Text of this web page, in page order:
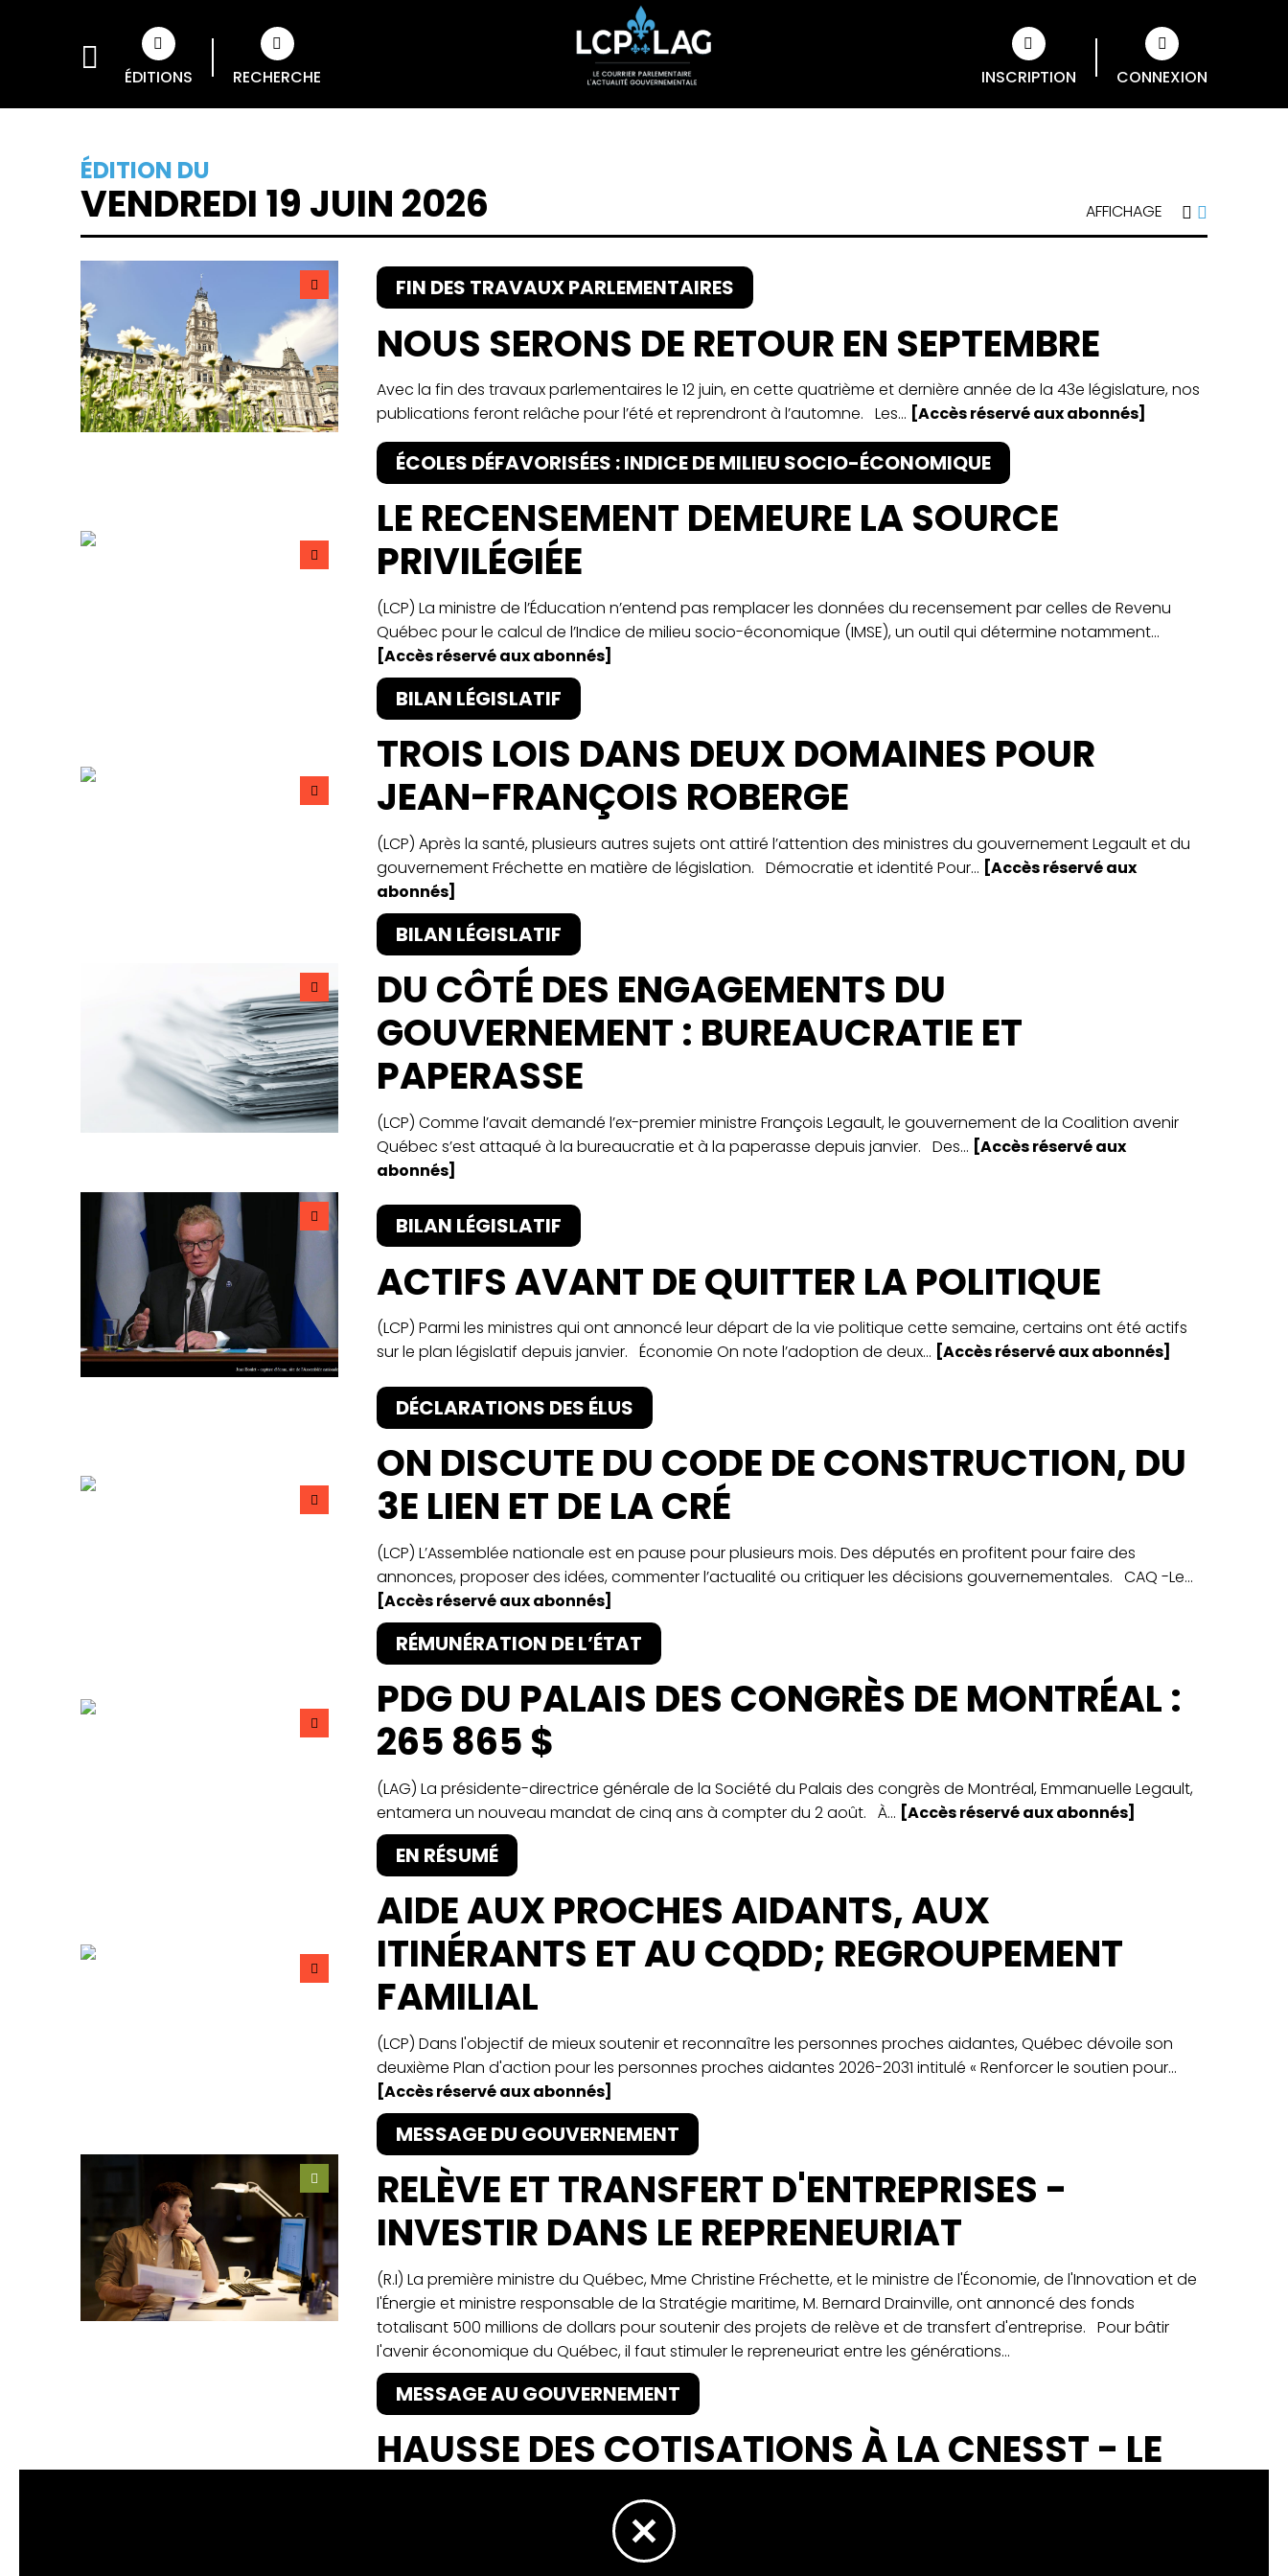
ÉDITIONS RECHERCHE INSCRIPTION CONNEXION
ÉDITION DU
VENDREDI 19 JUIN 2026 AFFICHAGE
FIN DES TRAVAUX PARLEMENTAIRES
NOUS SERONS DE RETOUR EN SEPTEMBRE
Avec la fin des travaux parlementaires le 12 juin, en cette quatrième et dernière année de la 43e législature, nos
publications feront relâche pour l’été et reprendront à l’automne. Les... [Accès réservé aux abonnés]
ÉCOLES DÉFAVORISÉES : INDICE DE MILIEU SOCIO-ÉCONOMIQUE
LE RECENSEMENT DEMEURE LA SOURCE
PRIVILÉGIÉE
(LCP) La ministre de l’Éducation n’entend pas remplacer les données du recensement par celles de Revenu
Québec pour le calcul de l’Indice de milieu socio-économique (IMSE), un outil qui détermine notamment...
[Accès réservé aux abonnés]
BILAN LÉGISLATIF
TROIS LOIS DANS DEUX DOMAINES POUR
JEAN-FRANÇOIS ROBERGE
(LCP) Après la santé, plusieurs autres sujets ont attiré l’attention des ministres du gouvernement Legault et du
gouvernement Fréchette en matière de législation. Démocratie et identité Pour... [Accès réservé aux
abonnés]
BILAN LÉGISLATIF
DU CÔTÉ DES ENGAGEMENTS DU
GOUVERNEMENT : BUREAUCRATIE ET
PAPERASSE
(LCP) Comme l’avait demandé l’ex-premier ministre François Legault, le gouvernement de la Coalition avenir
Québec s’est attaqué à la bureaucratie et à la paperasse depuis janvier. Des... [Accès réservé aux
abonnés]
BILAN LÉGISLATIF
ACTIFS AVANT DE QUITTER LA POLITIQUE
(LCP) Parmi les ministres qui ont annoncé leur départ de la vie politique cette semaine, certains ont été actifs
sur le plan législatif depuis janvier. Économie On note l’adoption de deux... [Accès réservé aux abonnés]
DÉCLARATIONS DES ÉLUS
ON DISCUTE DU CODE DE CONSTRUCTION, DU
3E LIEN ET DE LA CRÉ
(LCP) L’Assemblée nationale est en pause pour plusieurs mois. Des députés en profitent pour faire des
annonces, proposer des idées, commenter l’actualité ou critiquer les décisions gouvernementales. CAQ -Le...
[Accès réservé aux abonnés]
RÉMUNÉRATION DE L’ÉTAT
PDG DU PALAIS DES CONGRÈS DE MONTRÉAL :
265 865 $
(LAG) La présidente-directrice générale de la Société du Palais des congrès de Montréal, Emmanuelle Legault,
entamera un nouveau mandat de cinq ans à compter du 2 août. À... [Accès réservé aux abonnés]
EN RÉSUMÉ
AIDE AUX PROCHES AIDANTS, AUX
ITINÉRANTS ET AU CQDD; REGROUPEMENT
FAMILIAL
(LCP) Dans l'objectif de mieux soutenir et reconnaître les personnes proches aidantes, Québec dévoile son
deuxième Plan d'action pour les personnes proches aidantes 2026-2031 intitulé « Renforcer le soutien pour...
[Accès réservé aux abonnés]
MESSAGE DU GOUVERNEMENT
RELÈVE ET TRANSFERT D'ENTREPRISES -
INVESTIR DANS LE REPRENEURIAT
(R.I) La première ministre du Québec, Mme Christine Fréchette, et le ministre de l'Économie, de l'Innovation et de
l'Énergie et ministre responsable de la Stratégie maritime, M. Bernard Drainville, ont annoncé des fonds
totalisant 500 millions de dollars pour soutenir des projets de relève et de transfert d'entreprise. Pour bâtir
l'avenir économique du Québec, il faut stimuler le repreneuriat entre les générations...
MESSAGE AU GOUVERNEMENT
HAUSSE DES COTISATIONS À LA CNESST - LE
PATRONAT NE PEUT PAS SE
DÉRESPONSABILISER